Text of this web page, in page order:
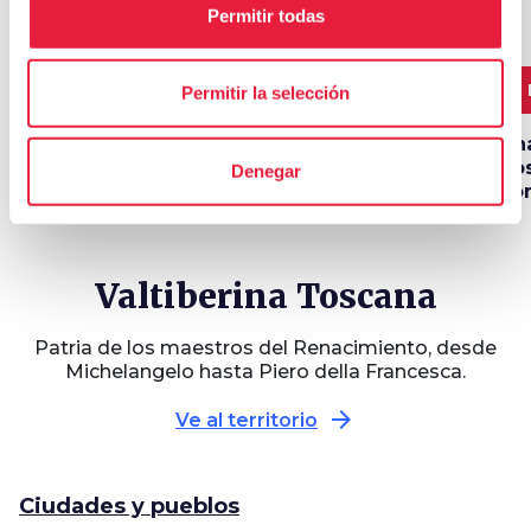
Permitir todas
Permitir la selección
Denegar
La Intrepida -
3 DÍAS
Tres días en el
corazón de
Valtiberina Toscana
Patria de los maestros del Renacimiento, desde
Michelangelo hasta Piero della Francesca.
Ve al territorio arrow_forward
Ciudades y pueblos